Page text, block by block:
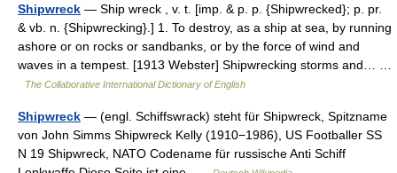
Shipwreck — Ship wreck , v. t. [imp. & p. p. {Shipwrecked}; p. pr.
& vb. n. {Shipwrecking}.] 1. To destroy, as a ship at sea, by running
ashore or on rocks or sandbanks, or by the force of wind and
waves in a tempest. [1913 Webster] Shipwrecking storms and… …
The Collaborative International Dictionary of English
Shipwreck — (engl. Schiffswrack) steht für Shipwreck, Spitzname
von John Simms Shipwreck Kelly (1910−1986), US Footballer SS
N 19 Shipwreck, NATO Codename für russische Anti Schiff